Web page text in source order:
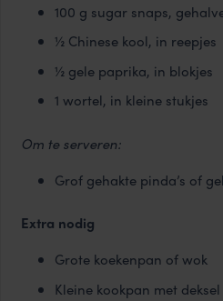
100 g sugar snaps,
½ Chinese kool, in reepjes
½ gele paprika, in blokjes
1 wortel, in kleine stukjes
Om te serveren:
Grof gehakte pinda’s of
Extra nodig
Grote koekenpan of wok
Kleine kookpan met deksel